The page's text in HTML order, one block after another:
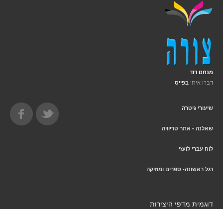
מנחם דוד
דברו איתי בפייס
שיעורי גיטרה
שאלנה - אתר טריוויה
לוח עברי לועזי
רגל ראשונה- ספרים ומוזיקה
דוגמית מדפי היצירות